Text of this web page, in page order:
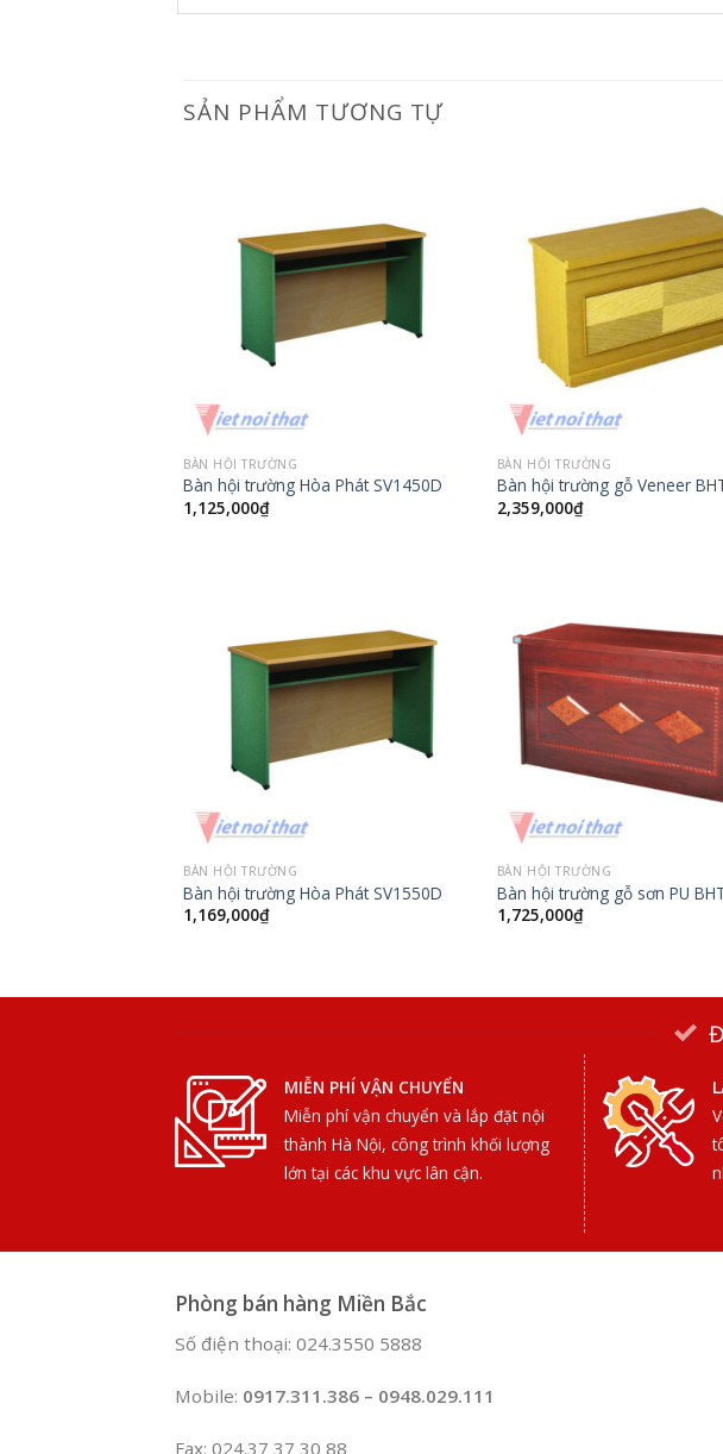
SẢN PHẨM TƯƠNG TỰ
BÀN HỘI TRƯỜNG
Bàn hội trường Hòa Phát SV1450D
1,125,000₫
BÀN HỘI TRƯỜNG
Bàn hội trường gỗ Veneer
2,359,000₫
BÀN HỘI TRƯỜNG
Bàn hội trường Hòa Phát SV1550D
1,169,000₫
BÀN HỘI TRƯỜNG
Bàn hội trường gỗ sơn PU
1,725,000₫
MIỄN PHÍ VẬN CHUYỂN
Miễn phí vận chuyển và lắp đặt nội
thành Hà Nội, công trình khối lượng
lớn tại các khu vực lân cận.
Phòng bán hàng Miền Bắc
Số điện thoại: 024.3550 5888
Mobile: 0917.311.386 – 0948.029.111
Fax: 024.37 37 30 88